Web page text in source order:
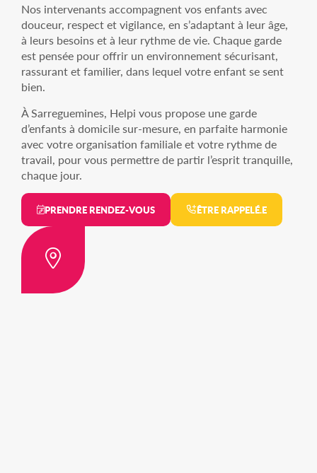
Nos intervenants accompagnent vos enfants avec
douceur, respect et vigilance, en s’adaptant à leur âge,
à leurs besoins et à leur rythme de vie. Chaque garde
est pensée pour offrir un environnement sécurisant,
rassurant et familier, dans lequel votre enfant se sent
bien.
À Sarreguemines, Helpi vous propose une garde
d’enfants à domicile sur-mesure, en parfaite harmonie
avec votre organisation familiale et votre rythme de
travail, pour vous permettre de partir l’esprit tranquille,
chaque jour.
PRENDRE RENDEZ-VOUS ÊTRE RAPPELÉ.E